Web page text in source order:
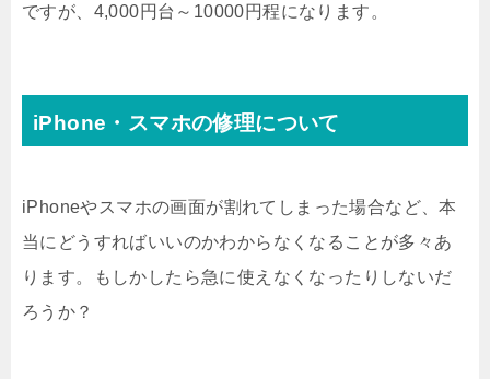
ですが、4,000円台～10000円程になります。
iPhone・スマホの修理について
iPhoneやスマホの画面が割れてしまった場合など、本
当にどうすればいいのかわからなくなることが多々あ
ります。もしかしたら急に使えなくなったりしないだ
ろうか？